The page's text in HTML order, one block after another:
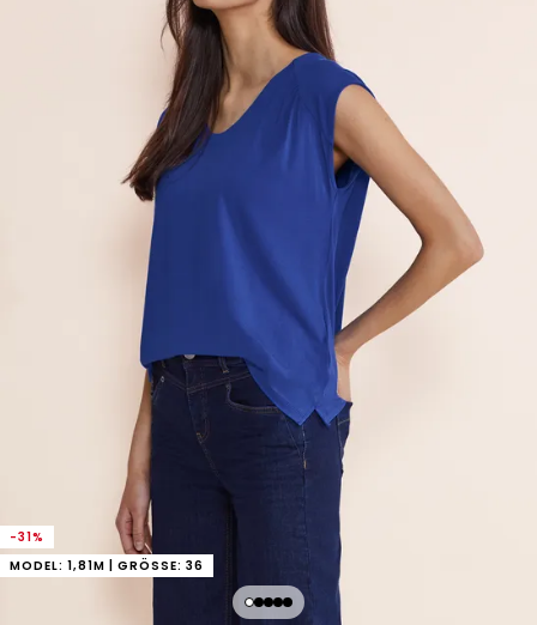
-31%
MODEL: 1,81M | GRÖSSE: 36